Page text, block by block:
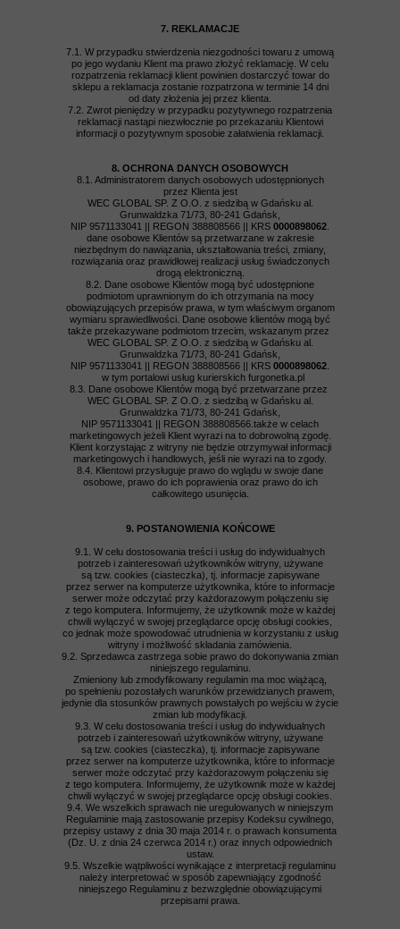
7. REKLAMACJE
7.1. W przypadku stwierdzenia niezgodności towaru z umową
po jego wydaniu Klient ma prawo złożyć reklamację. W celu
rozpatrzenia reklamacji klient powinien dostarczyć towar do
sklepu a reklamacja zostanie rozpatrzona w terminie 14 dni
od daty złożenia jej przez klienta.
7.2. Zwrot pieniędzy w przypadku pozytywnego rozpatrzenia
reklamacji nastąpi niezwłocznie po przekazaniu Klientowi
informacji o pozytywnym sposobie załatwienia reklamacji.
8. OCHRONA DANYCH OSOBOWYCH
8.1. Administratorem danych osobowych udostępnionych
przez Klienta jest
WEC GLOBAL SP. Z O.O. z siedzibą w Gdańsku al.
Grunwaldzka 71/73, 80-241 Gdańsk,
NIP 9571133041 || REGON 388808566 || KRS 0000898062
dane osobowe Klientów są przetwarzane w zakresie
niezbędnym do nawiązania, ukształtowania treści, zmiany,
rozwiązania oraz prawidłowej realizacji usług świadczonych
drogą elektroniczną.
8.2. Dane osobowe Klientów mogą być udostępnione
podmiotom uprawnionym do ich otrzymania na mocy
obowiązujących przepisów prawa, w tym właściwym organom
wymiaru sprawiedliwości. Dane osobowe klientów mogą być
także przekazywane podmiotom trzecim, wskazanym przez
WEC GLOBAL SP. Z O.O. z siedzibą w Gdańsku al.
Grunwaldzka 71/73, 80-241 Gdańsk,
NIP 9571133041 || REGON 388808566 || KRS 0000898062
w tym portalowi usług kurierskich furgonetka.pl
8.3. Dane osobowe Klientów mogą być przetwarzane przez
WEC GLOBAL SP. Z O.O. z siedzibą w Gdańsku al.
Grunwaldzka 71/73, 80-241 Gdańsk,
NIP 9571133041 || REGON 388808566.także w celach
marketingowych jeżeli Klient wyrazi na to dobrowolną zgodę.
Klient korzystając z witryny nie będzie otrzymywał informacji
marketingowych i handlowych, jeśli nie wyrazi na to zgody.
8.4. Klientowi przysługuje prawo do wglądu w swoje dane
osobowe, prawo do ich poprawienia oraz prawo do ich
całkowitego usunięcia.
9. POSTANOWIENIA KOŃCOWE
9.1. W celu dostosowania treści i usług do indywidualnych
potrzeb i zainteresowań użytkowników witryny, używane
są tzw. cookies (ciasteczka), tj. informacje zapisywane
przez serwer na komputerze użytkownika, które to informacje
serwer może odczytać przy każdorazowym połączeniu się
z tego komputera. Informujemy, że użytkownik może w każdej
chwili wyłączyć w swojej przeglądarce opcję obsługi cookies,
co jednak może spowodować utrudnienia w korzystaniu z usług
witryny i możliwość składania zamówienia.
9.2. Sprzedawca zastrzega sobie prawo do dokonywania zmian
niniejszego regulaminu.
Zmieniony lub zmodyfikowany regulamin ma moc wiążącą,
po spełnieniu pozostałych warunków przewidzianych prawem,
jedynie dla stosunków prawnych powstałych po wejściu w życie
zmian lub modyfikacji.
9.3. W celu dostosowania treści i usług do indywidualnych
potrzeb i zainteresowań użytkowników witryny, używane
są tzw. cookies (ciasteczka), tj. informacje zapisywane
przez serwer na komputerze użytkownika, które to informacje
serwer może odczytać przy każdorazowym połączeniu się
z tego komputera. Informujemy, że użytkownik może w każdej
chwili wyłączyć w swojej przeglądarce opcję obsługi cookies.
9.4. We wszelkich sprawach nie uregulowanych w niniejszym
Regulaminie mają zastosowanie przepisy Kodeksu cywilnego,
przepisy ustawy z dnia 30 maja 2014 r. o prawach konsumenta
(Dz. U. z dnia 24 czerwca 2014 r.) oraz innych odpowiednich
ustaw.
9.5. Wszelkie wątpliwości wynikające z interpretacji regulaminu
należy interpretować w sposób zapewniający zgodność
niniejszego Regulaminu z bezwzględnie obowiązującymi
przepisami prawa.